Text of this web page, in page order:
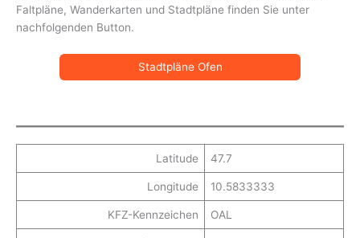
Faltpläne, Wanderkarten und Stadtpläne finden Sie unter
nachfolgenden Button.
Stadtpläne Ofen
Latitude 47.7
Longitude 10.5833333
KFZ-Kennzeichen OAL